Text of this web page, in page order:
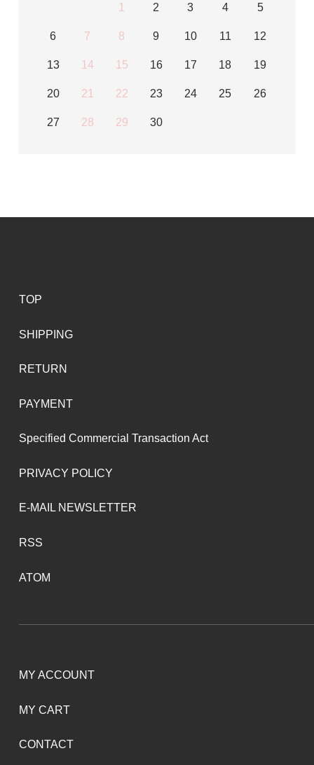
1 2 3 4 5
6 7 8 9 10 11 12
13 14 15 16 17 18 19
20 21 22 23 24 25 26
27 28 29 30
TOP
SHIPPING
RETURN
PAYMENT
Specified Commercial Transaction Act
PRIVACY POLICY
E-MAIL NEWSLETTER
RSS
ATOM
MY ACCOUNT
MY CART
CONTACT